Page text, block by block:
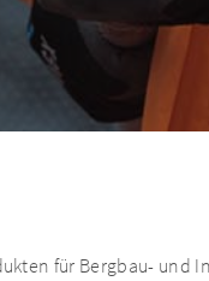
für Bergbau- und